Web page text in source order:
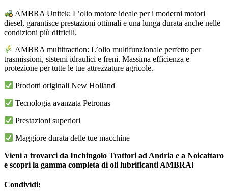
AMBRA Unitek: L’olio motore ideale per i moderni motori
diesel, garantisce prestazioni ottimali e una lunga durata anche nelle
condizioni più difficili.
AMBRA multitraction: L’olio multifunzionale perfetto per
trasmissioni, sistemi idraulici e freni. Massima efficienza e
protezione per tutte le tue attrezzature agricole.
Prodotti originali New Holland
Tecnologia avanzata Petronas
Prestazioni superiori
Maggiore durata delle tue macchine
Vieni a trovarci da Inchingolo Trattori ad Andria e a Noicattaro
e scopri la gamma completa di oli lubrificanti AMBRA!
Condividi: